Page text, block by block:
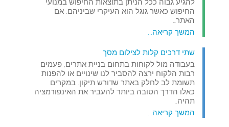
להגיע גבוה ככל הניתן בתוצאות החיפוש במנועי
החיפוש כאשר גוגל הוא העיקרי שביניהם. אם
האתר…
המשך קריאה...
שתי דרכים קלות לצילום מסך
בעבודה מול לקוחות בתחום בניית אתרים, פעמים
רבות הלקוח ירצה להסביר לנו שינויים או להפנות
תשומת לב לחלק באתר שדורש תיקון. במקרים
כאלו הדרך הטובה ביותר להעביר את האינפורמציה
תהיה…
המשך קריאה...